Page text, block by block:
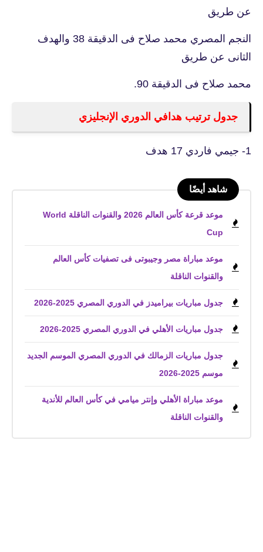
عن طريق
النجم المصري محمد صلاح فى الدقيقة 38 والهدف
الثانى عن طريق
محمد صلاح فى الدقيقة 90.
جدول ترتيب هدافي الدوري الإنجليزي
1- جيمي فاردي 17 هدف
شاهد أيضًا
موعد قرعة كأس العالم 2026 والقنوات الناقلة World
Cup
موعد مباراة مصر وجيبوتى فى تصفيات كأس العالم
والقنوات الناقلة
جدول مباريات بيراميدز في الدوري المصري 2025-2026
جدول مباريات الأهلي في الدوري المصري 2025-2026
جدول مباريات الزمالك في الدوري المصري الموسم الجديد
موسم 2025-2026
موعد مباراة الأهلي وإنتر ميامي في كأس العالم للأندية
والقنوات الناقلة